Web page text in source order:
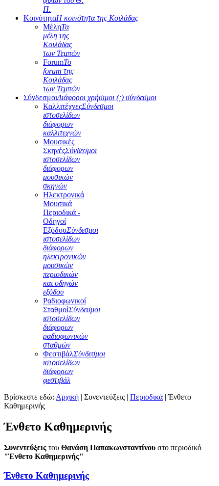
Π.
ΚοινότηταΗ κοινότητα της Κοιλάδας
ΜέληΤα
μέλη της
Κοιλάδας
των Τεμπών
ForumΤο
forum της
Κοιλάδας
των Τεμπών
ΣύνδεσμοιΔιάφοροι χρήσιμοι (;) σύνδεσμοι
ΚαλλιτέχνεςΣύνδεσμοι
ιστοσελίδων
διάφορων
καλλιτεχνών
Μουσικές
ΣκηνέςΣύνδεσμοι
ιστοσελίδων
διάφορων
μουσικών
σκηνών
Ηλεκτρονικά
Μουσικά
Περιοδικά -
Οδηγοί
ΕξόδουΣύνδεσμοι
ιστοσελίδων
διάφορων
ηλεκτρονικών
μουσικών
περιοδικών
και οδηγών
εξόδου
Ραδιοφωνικοί
ΣταθμοίΣύνδεσμοι
ιστοσελίδων
διάφορων
ραδιοφωνικών
σταθμών
ΦεστιβάλΣύνδεσμοι
ιστοσελίδων
διάφορων
φεστιβάλ
Βρίσκεστε εδώ: Αρχική | Συνεντεύξεις | Περιοδικά |Ένθετο
Καθημερινής
Ένθετο Καθημερινής
Συνεντεύξεις του Θανάση Παπακωνσταντίνου στο περιοδικό
"Ένθετο Καθημερινής"
Ένθετο Καθημερινής